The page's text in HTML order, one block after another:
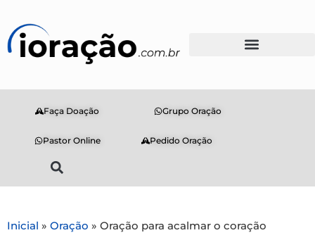
Faça Doação Grupo Oração
Pastor Online Pedido Oração
Inicial » Oração » Oração para acalmar o coração